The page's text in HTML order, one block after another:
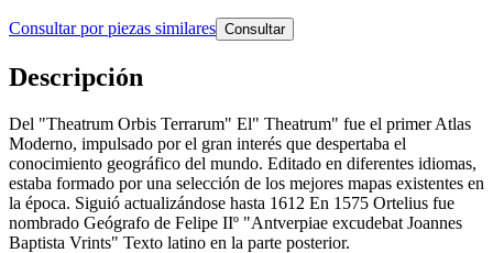
Consultar por piezas similares Consultar
Descripción
Del "Theatrum Orbis Terrarum" El" Theatrum" fue el primer Atlas
Moderno, impulsado por el gran interés que despertaba el
conocimiento geográfico del mundo. Editado en diferentes idiomas,
estaba formado por una selección de los mejores mapas existentes en
la época. Siguió actualizándose hasta 1612 En 1575 Ortelius fue
nombrado Geógrafo de Felipe IIº "Antverpiae excudebat Joannes
Baptista Vrints" Texto latino en la parte posterior.